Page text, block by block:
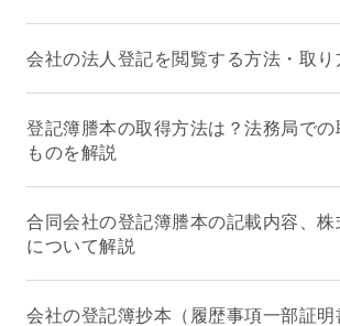
会社の法人登記を閲覧する方法・取り
登記簿謄本の取得方法は？法務局で
ものを解説
合同会社の登記簿謄本の記載内容、
について解説
会社の登記簿抄本（履歴事項一部証